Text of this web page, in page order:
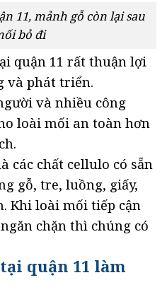
11, mảnh gỗ còn lại sau
bỏ đi
quận 11 rất thuận lợi
và phát triển.
và nhiều công
loài mối an toàn hơn
các chất cellulo có sẵn
gỗ, tre, luồng, giấy,
Khi loài mối tiếp cận
chặn thì chúng có
quận 11 làm